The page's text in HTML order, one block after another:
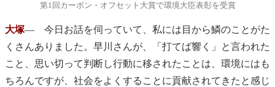
第1回カーボン・オフセット大賞で環境大臣表彰を受賞
大塚― 今日お話を伺っていて、私には目から鱗のことがた
くさんありました。早川さんが、「打てば響く」と言われた
こと、思い切って判断し行動に移されたことは、環境にはも
ちろんですが、社会をよくすることに貢献されてきたと感じ